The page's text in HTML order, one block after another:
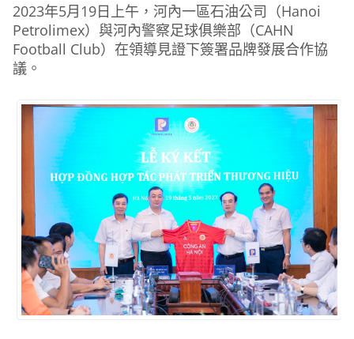
2023年5月19日上午，河內一區石油公司（Hanoi
Petrolimex）與河內警察足球俱樂部（CAHN
Football Club）在領導見證下簽署品牌發展合作協
議。